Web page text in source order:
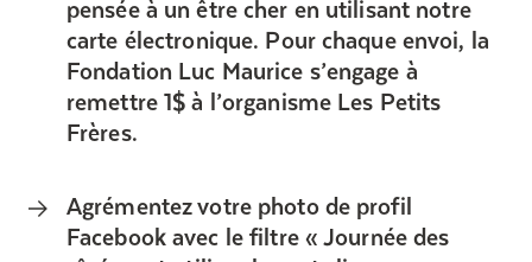
carte électronique. Pour chaque envoi, la
Fondation Luc Maurice s’engage à
remettre 1$ à l’organisme Les Petits
Frères.
Agrémentez votre photo de profil
Facebook avec le filtre « Journée des